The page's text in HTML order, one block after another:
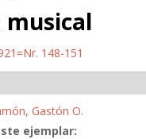
musical
148-151
Gastón O.
ejemplar: